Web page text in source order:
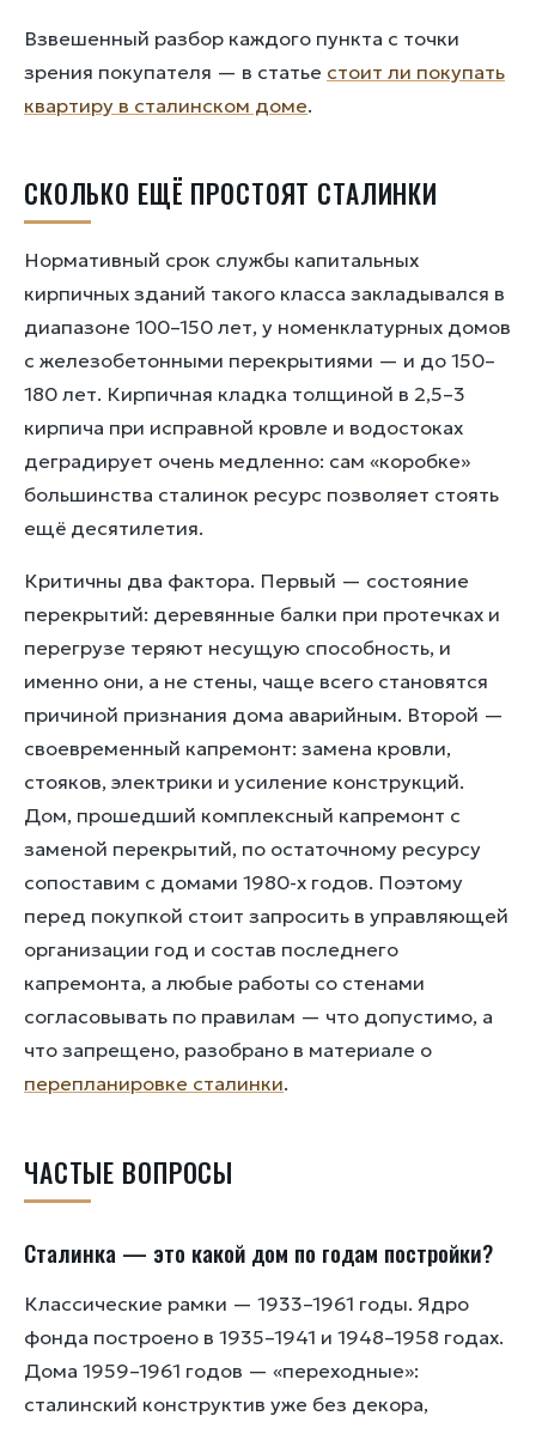
Взвешенный разбор каждого пункта с точки
зрения покупателя — в статье стоит ли покупать
квартиру в сталинском доме.
СКОЛЬКО ЕЩЁ ПРОСТОЯТ СТАЛИНКИ
Нормативный срок службы капитальных
кирпичных зданий такого класса закладывался в
диапазоне 100–150 лет, у номенклатурных домов
с железобетонными перекрытиями — и до 150–
180 лет. Кирпичная кладка толщиной в 2,5–3
кирпича при исправной кровле и водостоках
деградирует очень медленно: сам «коробке»
большинства сталинок ресурс позволяет стоять
ещё десятилетия.
Критичны два фактора. Первый — состояние
перекрытий: деревянные балки при протечках и
перегрузе теряют несущую способность, и
именно они, а не стены, чаще всего становятся
причиной признания дома аварийным. Второй —
своевременный капремонт: замена кровли,
стояков, электрики и усиление конструкций.
Дом, прошедший комплексный капремонт с
заменой перекрытий, по остаточному ресурсу
сопоставим с домами 1980-х годов. Поэтому
перед покупкой стоит запросить в управляющей
организации год и состав последнего
капремонта, а любые работы со стенами
согласовывать по правилам — что допустимо, а
что запрещено, разобрано в материале о
перепланировке сталинки.
ЧАСТЫЕ ВОПРОСЫ
Сталинка — это какой дом по годам постройки?
Классические рамки — 1933–1961 годы. Ядро
фонда построено в 1935–1941 и 1948–1958 годах.
Дома 1959–1961 годов — «переходные»:
сталинский конструктив уже без декора,